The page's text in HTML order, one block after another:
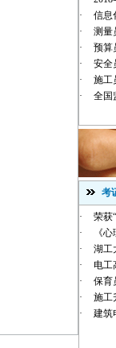
·
信息
·
测量
·
预算
·
安全
·
施工
·
全国
考
·
荣获
·
《
·
湖工
·
电工
·
保育
·
施工
·
建筑